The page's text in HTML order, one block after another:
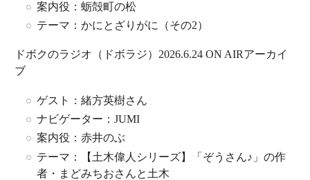
案内役：蛎殻町の松
テーマ：かにとざりがに（その2）
ドボクのラジオ（ドボラジ）2026.6.24 ON AIRアーカイ
ブ
ゲスト：緒方英樹さん
ナビゲーター：JUMI
案内役：赤井のぶ
テーマ：【土木偉人シリーズ】「ぞうさん♪」の作
者・まどみちおさんと土木